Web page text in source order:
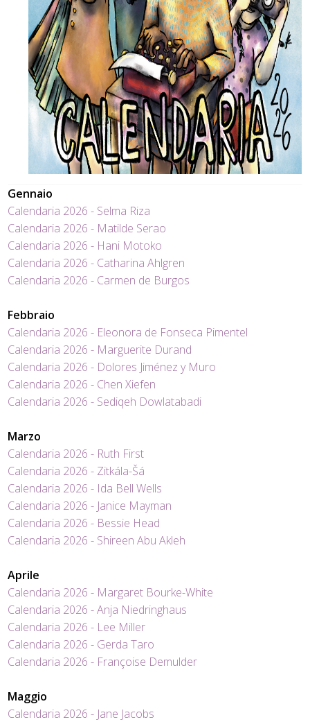
Gennaio
Calendaria 2026 - Selma Riza
Calendaria 2026 - Matilde Serao
Calendaria 2026 - Hani Motoko
Calendaria 2026 - Catharina Ahlgren
Calendaria 2026 - Carmen de Burgos
Febbraio
Calendaria 2026 - Eleonora de Fonseca Pimentel
Calendaria 2026 - Marguerite Durand
Calendaria 2026 - Dolores Jiménez y Muro
Calendaria 2026 - Chen Xiefen
Calendaria 2026 - Sediqeh Dowlatabadi
Marzo
Calendaria 2026 - Ruth First
Calendaria 2026 - Zitkála-Šá
Calendaria 2026 - Ida Bell Wells
Calendaria 2026 - Janice Mayman
Calendaria 2026 - Bessie Head
Calendaria 2026 - Shireen Abu Akleh
Aprile
Calendaria 2026 - Margaret Bourke-White
Calendaria 2026 - Anja Niedringhaus
Calendaria 2026 - Lee Miller
Calendaria 2026 - Gerda Taro
Calendaria 2026 - Françoise Demulder
Maggio
Calendaria 2026 - Jane Jacobs